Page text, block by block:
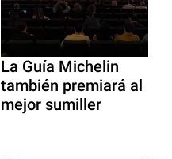
La Guía Michelin
también premiará al
mejor sumiller